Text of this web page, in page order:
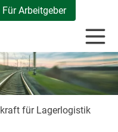
Für Arbeitgeber
für Lagerlogistik